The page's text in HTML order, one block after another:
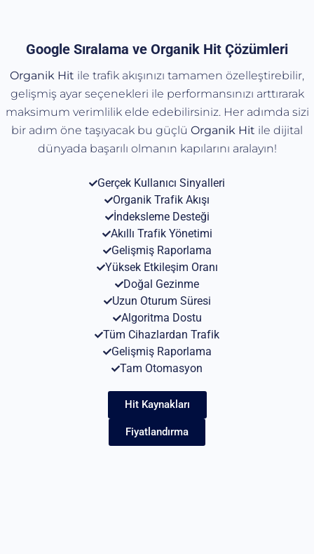
Google Sıralama ve Organik Hit Çözümleri
Organik Hit ile trafik akışınızı tamamen özelleştirebilir,
gelişmiş ayar seçenekleri ile performansınızı arttırarak
maksimum verimlilik elde edebilirsiniz. Her adımda sizi
bir adım öne taşıyacak bu güçlü Organik Hit ile dijital
dünyada başarılı olmanın kapılarını aralayın!
Gerçek Kullanıcı Sinyalleri
Organik Trafik Akışı
İndeksleme Desteği
Akıllı Trafik Yönetimi
Gelişmiş Raporlama
Yüksek Etkileşim Oranı
Doğal Gezinme
Uzun Oturum Süresi
Algoritma Dostu
Tüm Cihazlardan Trafik
Gelişmiş Raporlama
Tam Otomasyon
Hit Kaynakları
Fiyatlandırma